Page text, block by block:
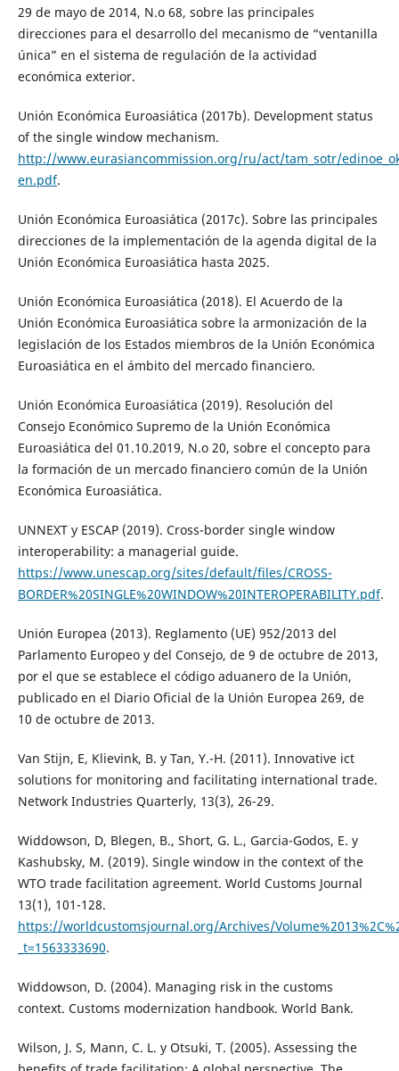
29 de mayo de 2014, N.o 68, sobre las principales
direcciones para el desarrollo del mecanismo de “ventanilla
única” en el sistema de regulación de la actividad
económica exterior.
Unión Económica Euroasiática (2017b). Development status
of the single window mechanism.
http://www.eurasiancommission.org/ru/act/tam_sotr/
en.pdf.
Unión Económica Euroasiática (2017c). Sobre las principales
direcciones de la implementación de la agenda digital de la
Unión Económica Euroasiática hasta 2025.
Unión Económica Euroasiática (2018). El Acuerdo de la
Unión Económica Euroasiática sobre la armonización de la
legislación de los Estados miembros de la Unión Económica
Euroasiática en el ámbito del mercado financiero.
Unión Económica Euroasiática (2019). Resolución del
Consejo Económico Supremo de la Unión Económica
Euroasiática del 01.10.2019, N.o 20, sobre el concepto para
la formación de un mercado financiero común de la Unión
Económica Euroasiática.
UNNEXT y ESCAP (2019). Cross-border single window
interoperability: a managerial guide.
https://www.unescap.org/sites/default/files/CROSS-
BORDER%20SINGLE%20WINDOW%20INTEROPERABILITY.pdf.
Unión Europea (2013). Reglamento (UE) 952/2013 del
Parlamento Europeo y del Consejo, de 9 de octubre de 2013,
por el que se establece el código aduanero de la Unión,
publicado en el Diario Oficial de la Unión Europea 269, de
10 de octubre de 2013.
Van Stijn, E, Klievink, B. y Tan, Y.-H. (2011). Innovative ict
solutions for monitoring and facilitating international trade.
Network Industries Quarterly, 13(3), 26-29.
Widdowson, D, Blegen, B., Short, G. L., Garcia-Godos, E. y
Kashubsky, M. (2019). Single window in the context of the
WTO trade facilitation agreement. World Customs Journal
13(1), 101-128.
https://worldcustomsjournal.org/Archives/
_t=1563333690.
Widdowson, D. (2004). Managing risk in the customs
context. Customs modernization handbook. World Bank.
Wilson, J. S, Mann, C. L. y Otsuki, T. (2005). Assessing the